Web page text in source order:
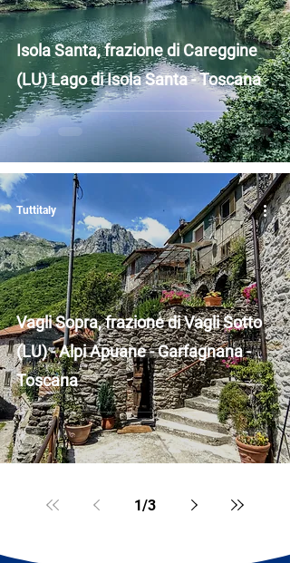
Isola Santa, frazione di Careggine
(LU) Lago di Isola Santa - Toscana
Vagli Sopra, frazione di Vagli Sotto
(LU) - Alpi Apuane - Garfagnana -
Toscana
Tuttitaly
1/3